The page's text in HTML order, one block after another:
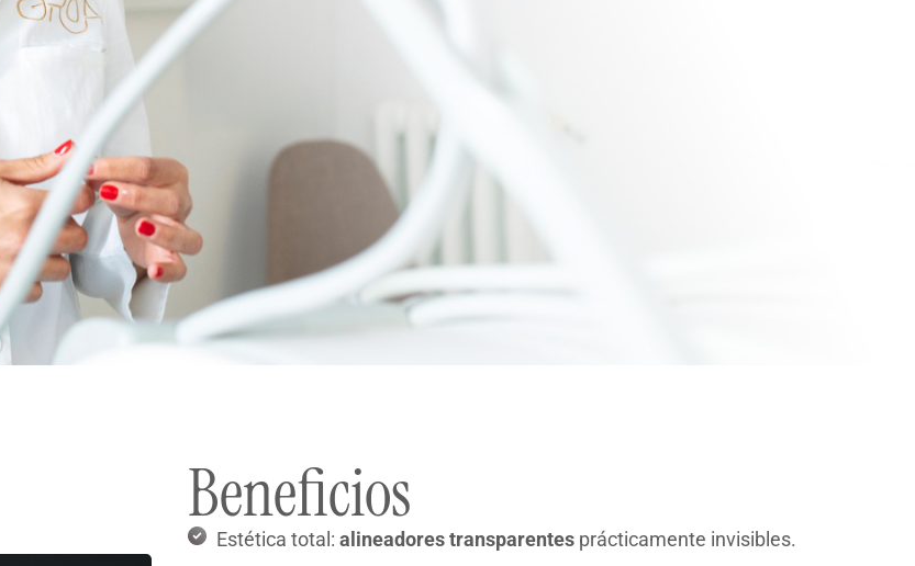
Beneficios
Estética total:alineadores transparentes prácticamente invisibles.